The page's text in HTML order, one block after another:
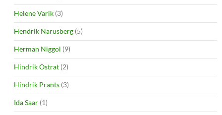
Helene Varik (3)
Hendrik Narusberg (5)
Herman Niggol (9)
Hindrik Ostrat (2)
Hindrik Prants (3)
Ida Saar (1)